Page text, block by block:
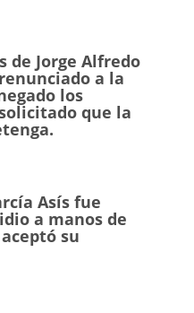
de Jorge Alfredo
a la
los
que la
Asís fue
a manos de
su